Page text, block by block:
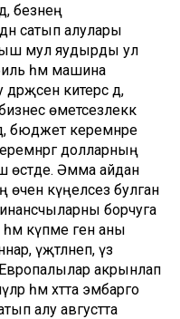
безнең
сатып алулары
тыш мул яудырды ул
һәм машина
китерсә дә,
өметсезлеккә
бюджет керемнәре
долларның
өстәде. Әмма айдан
өчен күңелсез булган
борчуга
күпме генә аны
үҗәтләнеп, үз
акрынлап
һәм хәтта эмбарго
алу августта